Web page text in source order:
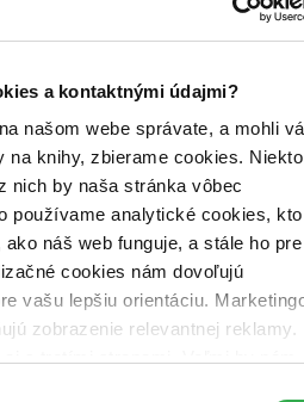
a kontaktnými údajmi?
našom webe správate, a mohli
na knihy, zbierame cookies.
nich by naša stránka vôbec
používame analytické cookies,
náš web funguje, a stále ho pre
cookies nám dovoľujú
vašu lepšiu orientáciu.
zobrazenie relevantnej reklamy.